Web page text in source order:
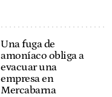
Una fuga de
amoníaco obliga a
evacuar una
empresa en
Mercabarna